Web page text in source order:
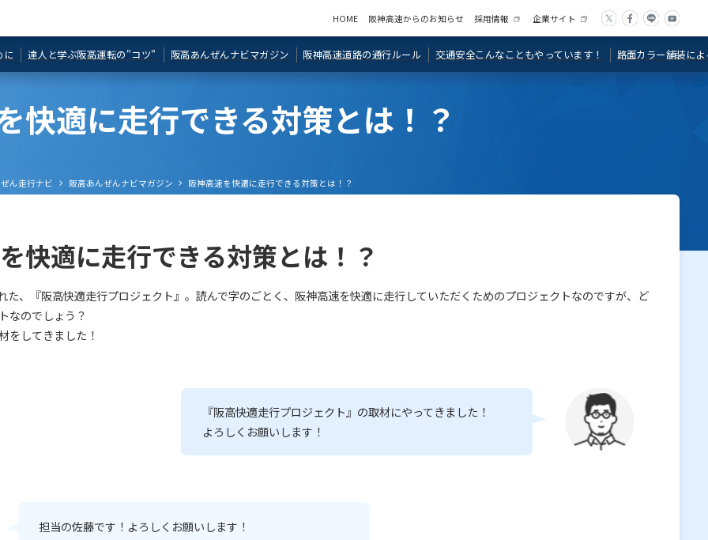
HOME 阪神高速からのお知らせ 採用情報 企業サイト
に 達人と学ぶ阪高運転の"コツ" 阪高あんぜんナビマガジン 阪神高速道路の通行ルール 交通安全こんなこともやっています！ 路面カラー舗装に
ク
ツ動画を公開しました！
しましょう！
渋滞中の追突事故を防ぐために今日か
らできる５つの基本
快適に走行できる対策とは！？
ん走行ナビ 阪高あんぜんナビマガジン 阪神高速を快適に走行できる対策とは！？
快適に走行できる対策とは！？
た、『阪高快適走行プロジェクト』。読んで字のごとく、阪神高速を快適に走行していただくためのプロジェクトなのですが、ど
なのでしょう？
をしてきました！
『阪高快適走行プロジェクト』の取材にやってきました！
よろしくお願いします！
担当の佐藤です！よろしくお願いします！